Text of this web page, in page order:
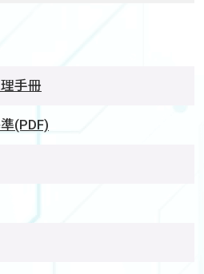
手冊
(PDF)